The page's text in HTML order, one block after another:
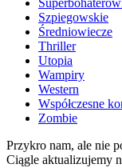
Szpiegowskie
Średniowiecze
Thriller
Utopia
Wampiry
Western
Współczesne
Zombie
Przykro nam, ale nie
Ciągle aktualizujemy